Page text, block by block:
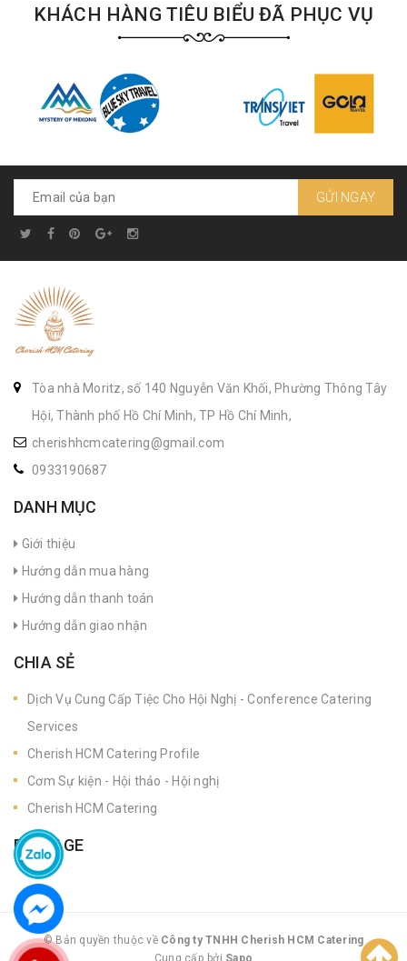
KHÁCH HÀNG TIÊU BIỂU ĐÃ PHỤC VỤ
GỬI NGAY
Tòa nhà Moritz, số 140 Nguyễn Văn Khối, Phường Thông Tây
Hội, Thành phố Hồ Chí Minh, TP Hồ Chí Minh,
cherishhcmcatering@gmail.com
0933190687
DANH MỤC
Giới thiệu
Hướng dẫn mua hàng
Hướng dẫn thanh toán
Hướng dẫn giao nhận
CHIA SẺ
Dịch Vụ Cung Cấp Tiệc Cho Hội Nghị - Conference Catering
Services
Cherish HCM Catering Profile
Cơm Sự kiện - Hội thảo - Hội nghị
Cherish HCM Catering
FANPAGE
© Bản quyền thuộc về Công ty TNHH Cherish HCM Catering
|
Cung cấp bởi Sapo